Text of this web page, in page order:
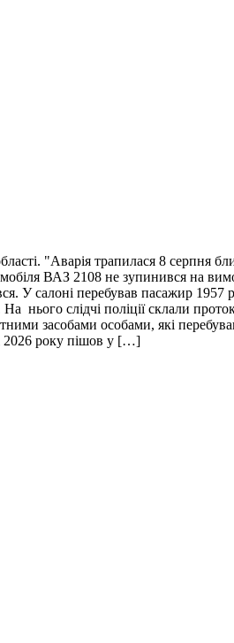
"Аварія трапилася 8 серпня
ВАЗ 2108 не зупинився на
У салоні перебував пасажир
нього слідчі поліції склали
засобами особами, які
2026 року пішов у […]